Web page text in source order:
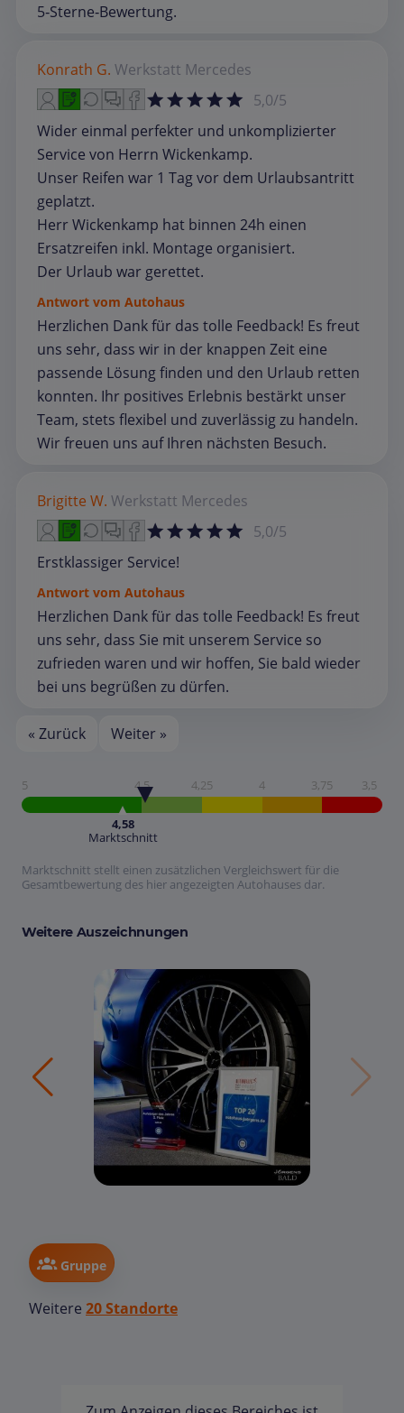
5‑Sterne‑Bewertung.
Konrath G. Werkstatt Mercedes
5,0/5
Wider einmal perfekter und unkomplizierter
Service von Herrn Wickenkamp.
Unser Reifen war 1 Tag vor dem Urlaubsantritt
geplatzt.
Herr Wickenkamp hat binnen 24h einen
Ersatzreifen inkl. Montage organisiert.
Der Urlaub war gerettet.
Antwort vom Autohaus
Herzlichen Dank für das tolle Feedback! Es freut
uns sehr, dass wir in der knappen Zeit eine
passende Lösung finden und den Urlaub retten
konnten. Ihr positives Erlebnis bestärkt unser
Team, stets flexibel und zuverlässig zu handeln.
Wir freuen uns auf Ihren nächsten Besuch.
Brigitte W. Werkstatt Mercedes
5,0/5
Erstklassiger Service!
Antwort vom Autohaus
Herzlichen Dank für das tolle Feedback! Es freut
uns sehr, dass Sie mit unserem Service so
zufrieden waren und wir hoffen, Sie bald wieder
bei uns begrüßen zu dürfen.
« Zurück Weiter »
5 4,5 4,25 4 3,75 3,5
4,58
Marktschnitt
Marktschnitt stellt einen zusätzlichen Vergleichswert für die
Gesamtbewertung des hier angezeigten Autohauses dar.
Weitere Auszeichnungen
Gruppe
Weitere 20 Standorte